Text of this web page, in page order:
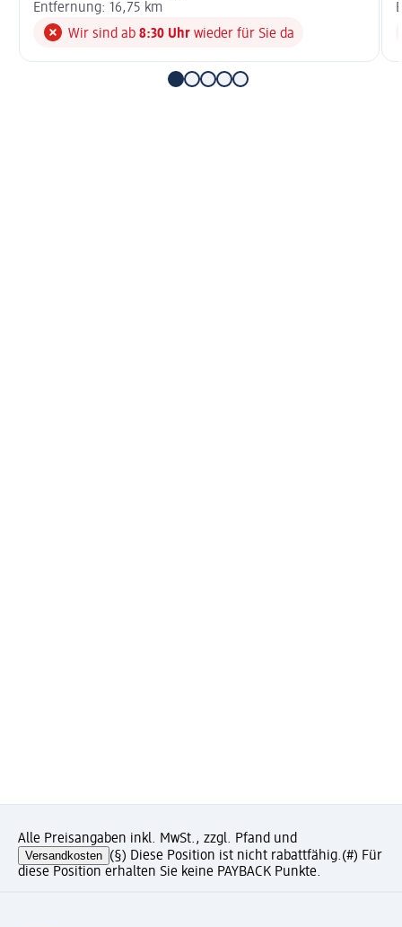
Entfernung: 16,75 km
Wir sind ab 8:30 Uhr wieder für Sie da
Alle Preisangaben inkl. MwSt., zzgl. Pfand und
Versandkosten (§) Diese Position ist nicht rabattfähig.(#) Für
diese Position erhalten Sie keine PAYBACK Punkte.